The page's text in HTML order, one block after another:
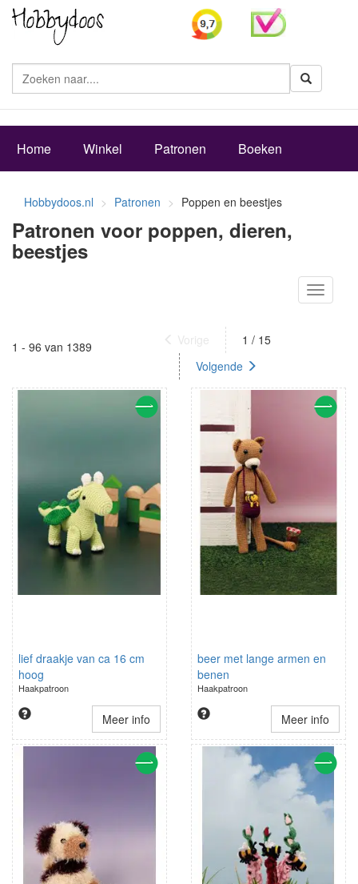
Home Winkel Patronen Boeken
Hobbydoos.nl Patronen Poppen en beestjes
Patronen voor poppen, dieren,
beestjes
Toggle
1 - 96 van 1389 Vorige
1 / 15
Volgende
lief draakje van ca 16 cm
hoog
Haakpatroon
Meer info
beer met lange armen en
benen
Haakpatroon
Meer info